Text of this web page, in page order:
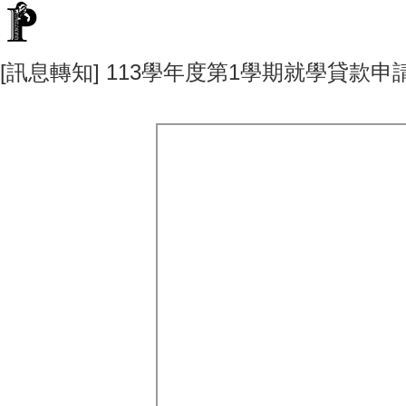
[訊息轉知] 113學年度第1學期就學貸款申